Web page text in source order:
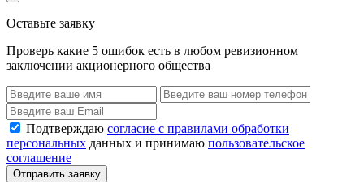
Оставьте заявку
Проверь какие 5 ошибок есть в любом ревизионном
заключении акционерного общества
Подтверждаю согласие с правилами обработки
персональных данных и принимаю пользовательское
соглашение
Отправить заявку